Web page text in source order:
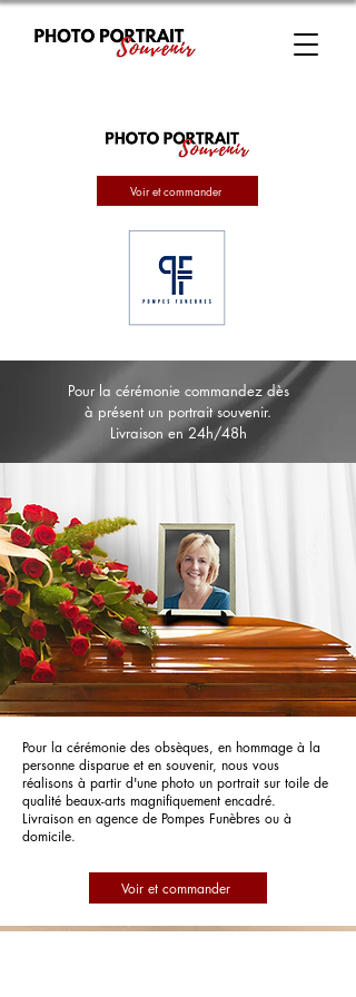
Voir et commander
Pour la cérémonie commandez dès
à présent un portrait souvenir.
Livraison en 24h/48h
Pour la cérémonie des obsèques, en hommage à la
personne disparue et en souvenir, nous vous
réalisons à partir d'une photo un portrait sur toile de
qualité beaux-arts magnifiquement encadré.
Livraison en agence de Pompes Funèbres ou à
domicile.
Voir et commander